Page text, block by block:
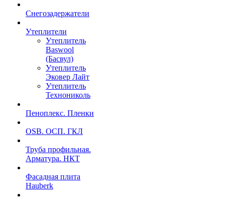
Снегозадержатели
Утеплители
Утеплитель
Baswool
(Басвул)
Утеплитель
Эковер Лайт
Утеплитель
Технониколь
Пеноплекс. Пленки
OSB. ОСП. ГКЛ
Труба профильная.
Арматура. НКТ
Фасадная плита
Hauberk